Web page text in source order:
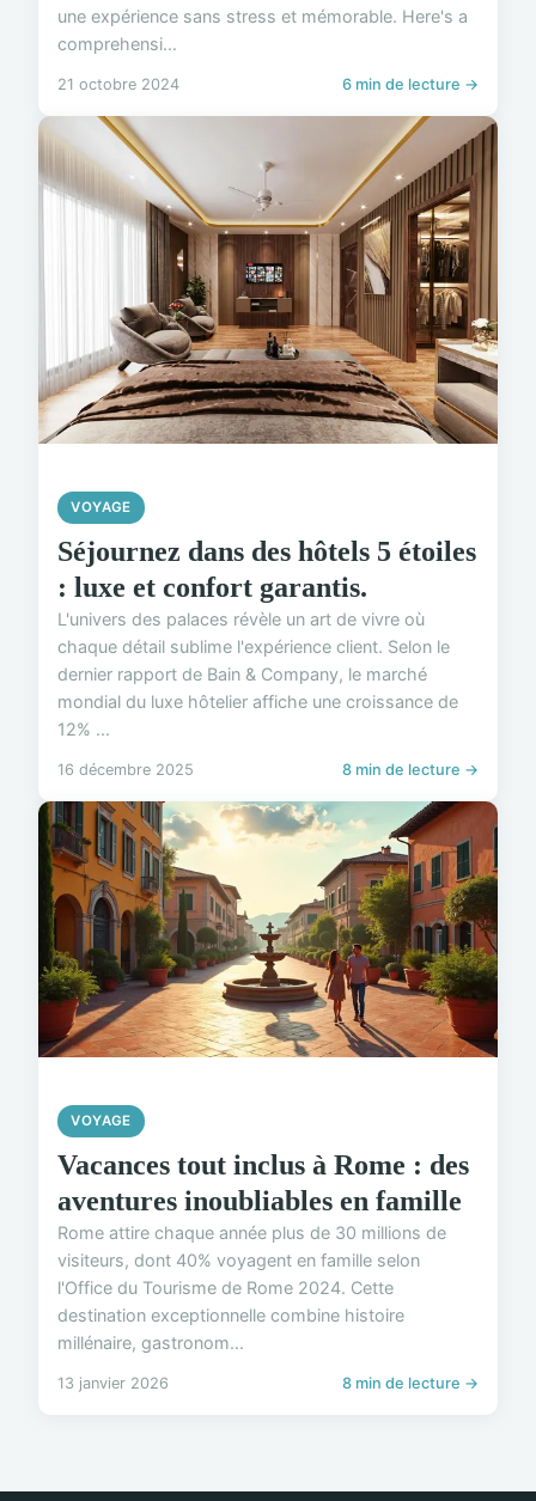
une expérience sans stress et mémorable. Here's a
comprehensi...
21 octobre 2024 6 min de lecture →
VOYAGE
Séjournez dans des hôtels 5 étoiles
: luxe et confort garantis.
L'univers des palaces révèle un art de vivre où
chaque détail sublime l'expérience client. Selon le
dernier rapport de Bain & Company, le marché
mondial du luxe hôtelier affiche une croissance de
12% ...
16 décembre 2025 8 min de lecture →
VOYAGE
Vacances tout inclus à Rome : des
aventures inoubliables en famille
Rome attire chaque année plus de 30 millions de
visiteurs, dont 40% voyagent en famille selon
l'Office du Tourisme de Rome 2024. Cette
destination exceptionnelle combine histoire
millénaire, gastronom...
13 janvier 2026 8 min de lecture →